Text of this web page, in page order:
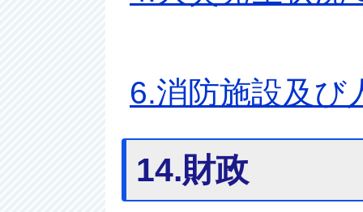
6.消防施設及び
14.財政